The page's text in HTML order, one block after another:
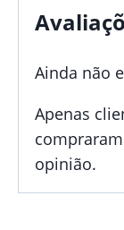
Ainda não
Apenas
opinião.